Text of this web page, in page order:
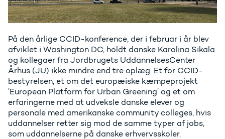
På den årlige CCID-konference, der i februar i år blev
afviklet i Washington DC, holdt danske Karolina Sikala
og kollegaer fra Jordbrugets UddannelsesCenter
Århus (JU) ikke mindre end tre oplæg. Et for CCID-
bestyrelsen, et om det europæiske kæmpeprojekt
’European Platform for Urban Greening’ og et om
erfaringerne med at udveksle danske elever og
personale med amerikanske community colleges, hvis
uddannelser retter sig mod de samme typer af jobs,
som uddannelserne på danske erhvervsskoler.